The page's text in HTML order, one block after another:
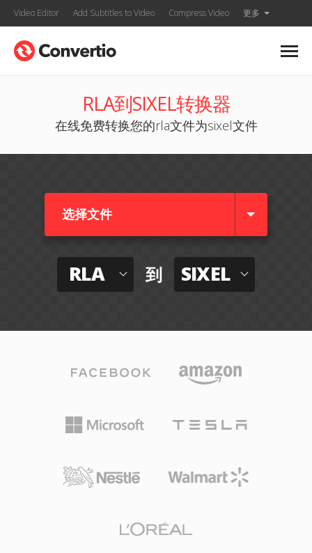
Video Editor Add Subtitles to Video Compress Video 更多
RLA到SIXEL转换器
在线免费转换您的rla文件为sixel文件
选择文件
RLA 到 SIXEL